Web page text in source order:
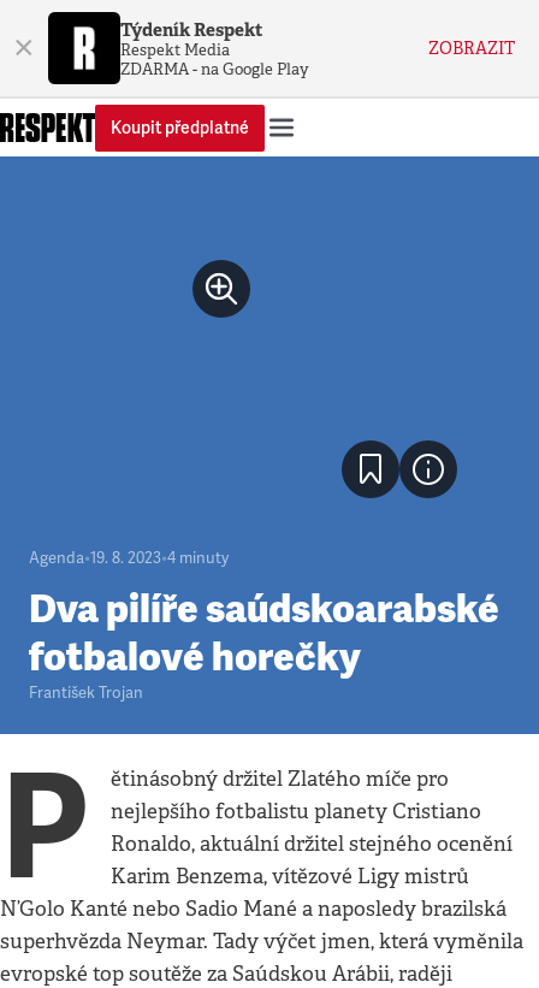
× Týdeník Respekt
Respekt Media
ZDARMA - na Google Play
ZOBRAZIT
Koupit předplatné
Agenda•19. 8. 2023•4 minuty
Dva pilíře saúdskoarabské
fotbalové horečky
František Trojan
P
ětinásobný držitel Zlatého míče pro
nejlepšího fotbalistu planety Cristiano
Ronaldo, aktuální držitel stejného ocenění
Karim Benzema, vítězové Ligy mistrů
N’Golo Kanté nebo Sadio Mané a naposledy brazilská
superhvězda Neymar. Tady výčet jmen, která vyměnila
evropské top soutěže za Saúdskou Arábii, raději